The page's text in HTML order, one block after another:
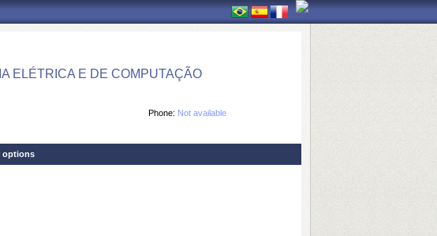
ELÉTRICA E DE COMPUTAÇÃO
Phone: Not available
options